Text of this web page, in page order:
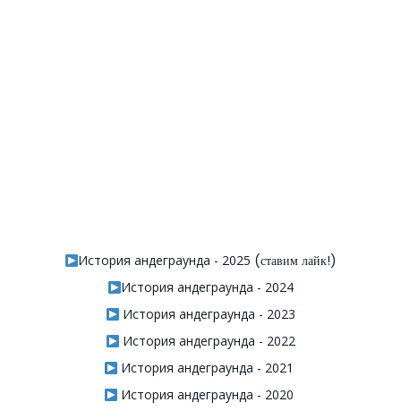
История андеграунда - 2025 (ставим лайк!)
История андеграунда - 2024
История андеграунда - 2023
История андеграунда - 2022
История андеграунда - 2021
История андеграунда - 2020